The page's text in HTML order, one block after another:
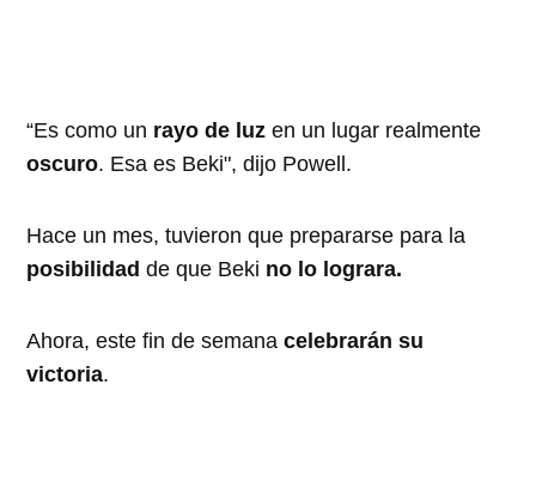
“Es como un rayo de luz en un lugar realmente
oscuro. Esa es Beki", dijo Powell.
Hace un mes, tuvieron que prepararse para la
posibilidad de que Beki no lo lograra.
Ahora, este fin de semanacelebrarán su
victoria.